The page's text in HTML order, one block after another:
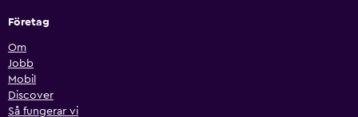
Företag
Om
Jobb
Mobil
Discover
Så fungerar vi